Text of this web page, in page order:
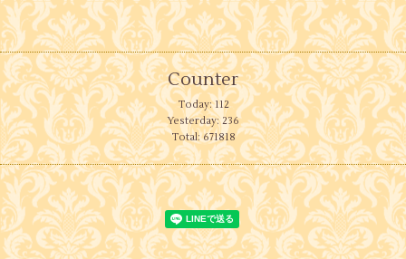
Counter
Today:112
Yesterday:236
Total:671818